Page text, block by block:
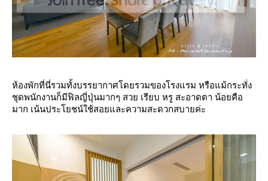
ห้องพักที่นี่รวมทั้งบรรยากาศโดยรวมของโรงแรม หรือแม้กระทั่ง
ชุดพนักงานก็มีฟิลญี่ปุ่นมากๆ สวย เรียบ หรู สะอาดตา น้อยคือ
มาก เน้นประโยชน์ใช้สอยและความสะดวกสบายค่ะ